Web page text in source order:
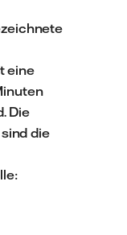
eine
Die
die